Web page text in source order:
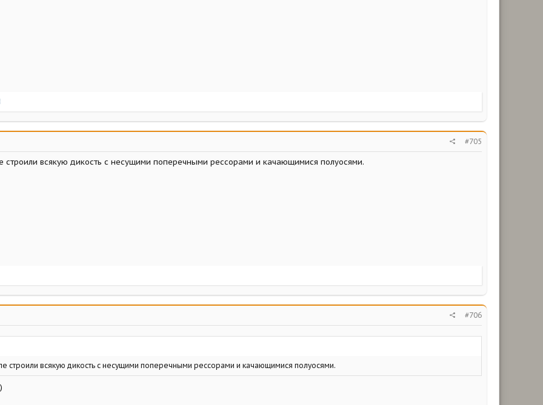
#705
строили всякую дикость с несущими поперечными рессорами и качающимися полуосями.
#706
строили всякую дикость с несущими поперечными рессорами и качающимися полуосями.